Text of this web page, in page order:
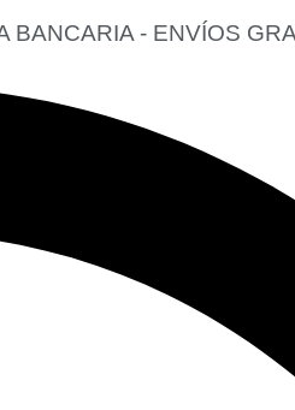
- ENVÍOS